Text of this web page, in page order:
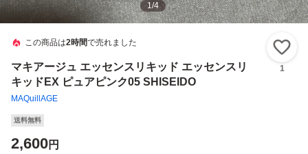
1/4
この商品は2時間で売れました
マキアージュ エッセンスリキッド エッセンスリ
キッドEX ピュアピンク05 SHISEIDO
MAQuillAGE
1
送料無料
2,600円